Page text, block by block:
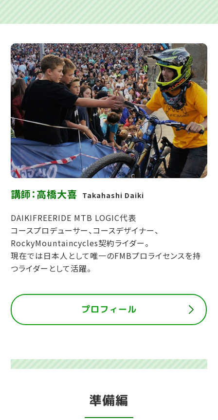
講師：高橋大喜 Takahashi Daiki
DAIKIFREERIDE MTB LOGIC代表
コースプロデューサー、コースデザイナー、
RockyMountaincycles契約ライダー。
現在では日本人として唯一のFMBプロライセンスを持
つライダーとして活躍。
プロフィール
準備編